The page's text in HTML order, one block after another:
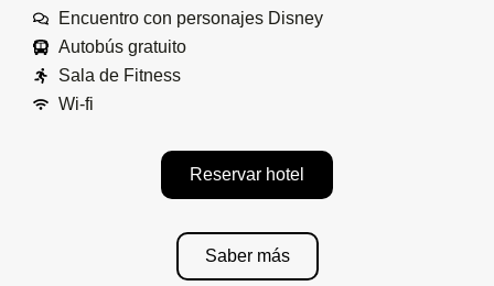
Encuentro con personajes Disney
Autobús gratuito
Sala de Fitness
Wi-fi
Reservar hotel
Saber más